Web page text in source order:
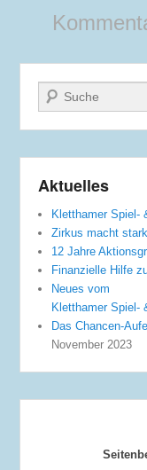
Suche
Aktuelles
Kletthamer Spiel-
Zirkus macht stark
12 Jahre
Finanzielle Hilfe
Neues vom
Kletthamer Spiel-
Das Chancen-
November 2023